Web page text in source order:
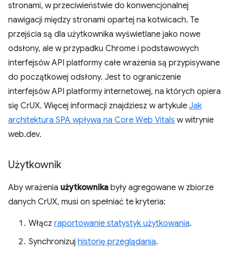
stronami, w przeciwieństwie do konwencjonalnej
nawigacji między stronami opartej na kotwicach. Te
przejścia są dla użytkownika wyświetlane jako nowe
odsłony, ale w przypadku Chrome i podstawowych
interfejsów API platformy całe wrażenia są przypisywane
do początkowej odsłony. Jest to ograniczenie
interfejsów API platformy internetowej, na których opiera
się CrUX. Więcej informacji znajdziesz w artykule Jak
architektura SPA wpływa na Core Web Vitals w witrynie
web.dev.
Użytkownik
Aby wrażenia użytkownika były agregowane w zbiorze
danych CrUX, musi on spełniać te kryteria:
Włącz raportowanie statystyk użytkowania.
Synchronizuj historię przeglądania.